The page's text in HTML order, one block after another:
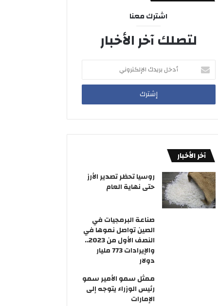
اشترك معنا
لتصلك آخر الأخبار
أدخل
بريدك
الإلكتروني
آخر الأخبار
روسيا تحظر تصدير الأرز
حتى نهاية العام
صناعة البرمجيات في
الصين تواصل نموها في
النصف الأول من 2023..
والإيرادات 773 مليار
دولار
ممثل سمو الأمير سمو
رئيس الوزراء يتوجه إلى
الإمارات